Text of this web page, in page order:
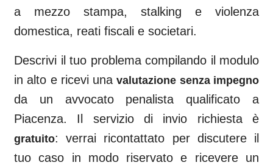
a mezzo stampa, stalking e violenza
domestica, reati fiscali e societari.
Descrivi il tuo problema compilando il modulo
in alto e ricevi unavalutazione senza impegno
da un avvocato penalista qualificato a
Piacenza. Il servizio di invio richiesta è
gratuito: verrai ricontattato per discutere il
tuo caso in modo riservato e ricevere un